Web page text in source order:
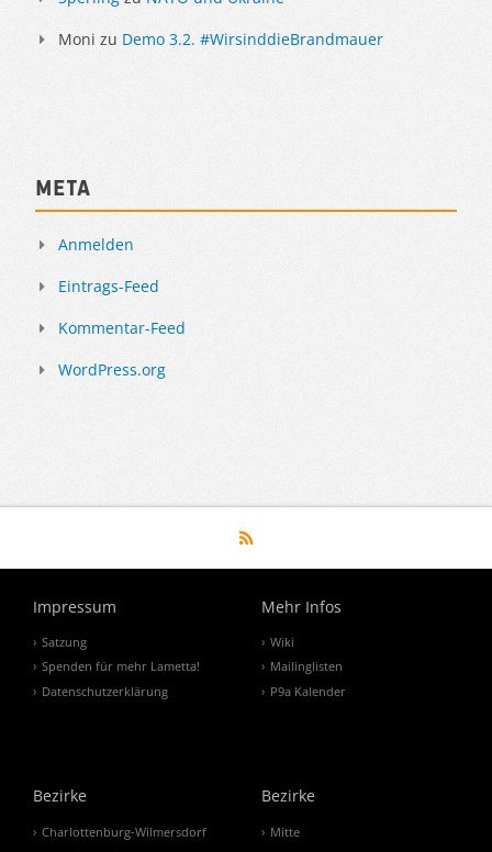
Moni zu Demo 3.2. #WirsinddieBrandmauer
Meta
Anmelden
Eintrags-Feed
Kommentar-Feed
WordPress.org
Impressum
Satzung
Spenden für mehr Lametta!
Datenschutzerklärung
Mehr Infos
Wiki
Mailinglisten
P9a Kalender
Bezirke
Charlottenburg-Wilmersdorf
Bezirke
Mitte